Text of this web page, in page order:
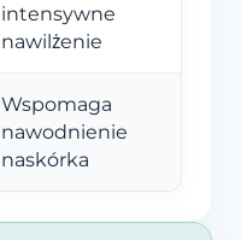
intensywne
nawilżenie
Wspomaga
nawodnienie
naskórka